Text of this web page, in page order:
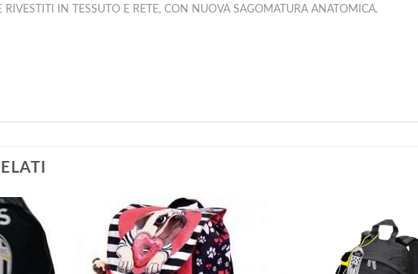
RIVESTITI IN TESSUTO E RETE, CON NUOVA SAGOMATURA ANATOMICA.